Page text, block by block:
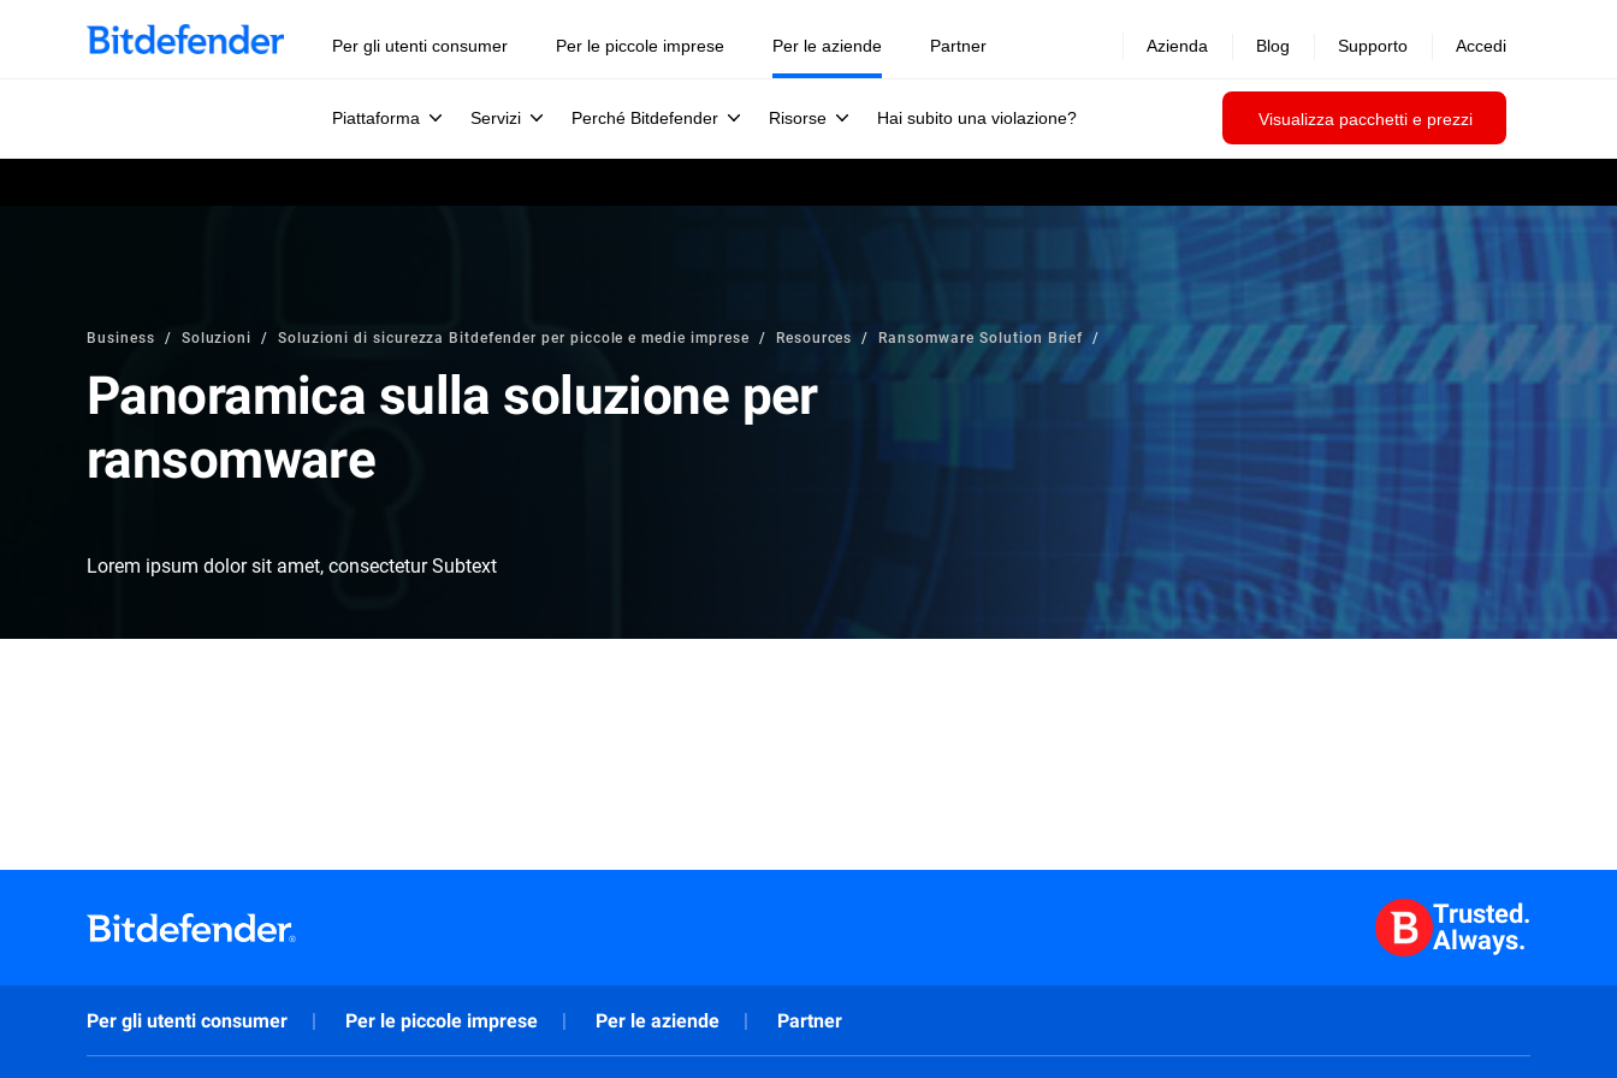
Per gli utenti consumer Per le piccole imprese Per le aziende
Piattaforma Servizi Perché Bitdefender Risorse Hai subito una violazione? Visualizza pacchetti e prezzi
Partner Azienda Blog Supporto Accedi
Business Soluzioni Soluzioni di sicurezza Bitdefender per piccole e medie imprese Resources Ransomware Solution Brief
Panoramica sulla soluzione per
ransomware
Lorem ipsum dolor sit amet, consectetur Subtext
Trusted.
Always.
Per gli utenti consumer Per le piccole imprese Per le aziende Partner